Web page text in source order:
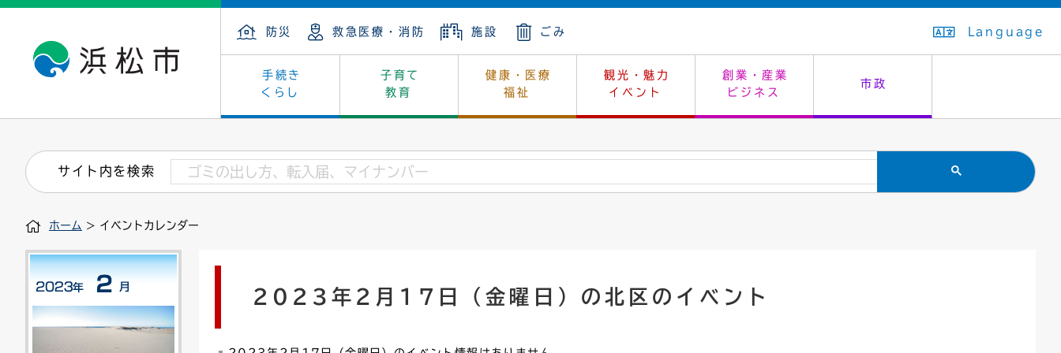
防災 救急医療・消防 施設 ごみ Language
手続き
くらし
子育て
教育
健康・医療
福祉
観光・魅力
イベント
創業・産業
ビジネス
市政
戸籍・住民の手続き 保険・年金 上下水道 生活排水
住まい・建築 墓地・斎場 消費生活 市民安全
税金
道路・交通・河川
印鑑登録証明書 戸籍謄本・抄本 住所変更
子育て・青少年・若者 教育 生涯学習 教育委員会
看護専門学校 学級閉鎖 幼稚園一覧 入学式・卒業式
小学校一覧
健康・医療 福祉 休日当番医 救急・夜間診療
介護保険 保健所 感染症
文化・芸術 文化財 レジャー・スポーツ 施設予約（まつぼっくり）
浜松・浜名湖だいすきネット はじめよう、ハマライフ はたちの集い
産業振興 カーボンニュートラル 土地 指定管理者制度
発注情報(入札・契約) 福祉・介護 環境対策 公共事業の技術監理
募集
市の概要 庁舎案内 市長の部屋 議会
外郭団体 統計 選挙 オープンデータ
職員採用
行政区
会議 情報公開・個人情報 監査
サイト内を検索
ホーム > イベントカレンダー
2023年2月17日（金曜日）の北区のイベント